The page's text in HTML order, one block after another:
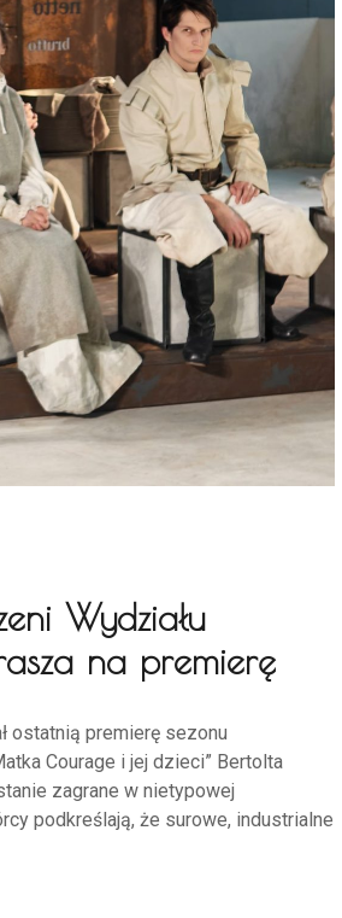
Wydziału
na premierę
ostatnią premierę sezonu
Courage i jej dzieci” Bertolta
zagrane w nietypowej
podkreślają, że surowe, industrialne